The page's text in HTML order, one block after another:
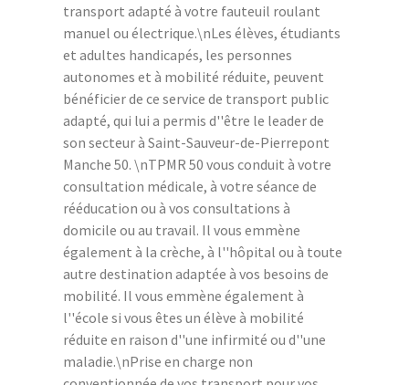
transport adapté à votre fauteuil roulant
manuel ou électrique.\nLes élèves, étudiants
et adultes handicapés, les personnes
autonomes et à mobilité réduite, peuvent
bénéficier de ce service de transport public
adapté, qui lui a permis d''être le leader de
son secteur à Saint-Sauveur-de-Pierrepont
Manche 50. \nTPMR 50 vous conduit à votre
consultation médicale, à votre séance de
rééducation ou à vos consultations à
domicile ou au travail. Il vous emmène
également à la crèche, à l''hôpital ou à toute
autre destination adaptée à vos besoins de
mobilité. Il vous emmène également à
l''école si vous êtes un élève à mobilité
réduite en raison d''une infirmité ou d''une
maladie.\nPrise en charge non